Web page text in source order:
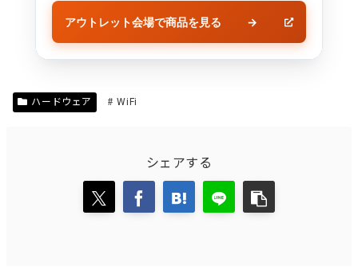
アウトレット会場で商品を見る →
ハードウェア WiFi
シェアする